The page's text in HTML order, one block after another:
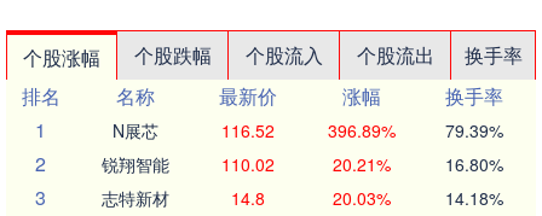
个股涨幅 个股跌幅 个股流入 个股流出
换手率
排名
名称 最新价 涨幅
换手率
1
N展芯 116.52 396.89% 79.39%
2 锐翔智能 110.02 20.21% 16.80%
3 志特新材 14.8 20.03% 14.18%